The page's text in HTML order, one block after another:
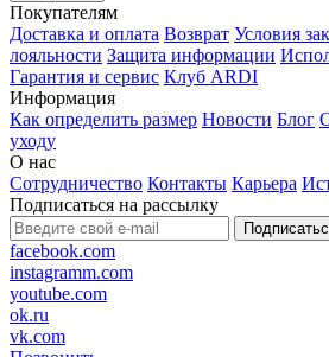
Покупателям
Доставка и оплата Возврат Условия
лояльности Защита информации
Гарантия и сервис Клуб ARDI
Информация
Как определить размер Новости Блог
уходу
О нас
Сотрудничество Контакты Карьера
Подписаться на рассылку
facebook.com
instagramm.com
youtube.com
ok.ru
vk.com